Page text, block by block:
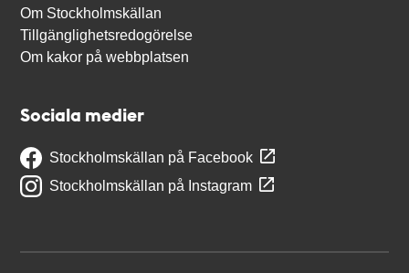
Om Stockholmskällan
Tillgänglighetsredogörelse
Om kakor på webbplatsen
Sociala medier
Stockholmskällan på Facebook
Stockholmskällan på Instagram